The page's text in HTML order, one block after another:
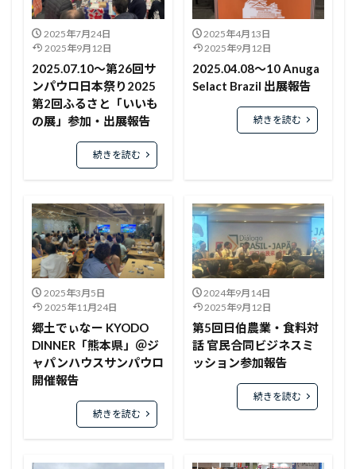
2025年7月24日
2025年9月12日
2025.07.10～第26回サ
ンパウロ日本祭り2025
第2回ふるさと「いいも
の展」参加・出展報告
続きを読む
2025年4月13日
2025年9月12日
2025.04.08～10 Anuga
Selact Brazil 出展報告
続きを読む
2025年3月5日
2025年11月24日
郷土でぃなー KYODO
DINNER「熊本県」＠ジ
ャパンハウスサンパウロ
開催報告
続きを読む
2024年9月14日
2025年9月12日
第5回日伯農業・食料対
話 官民合同ビジネスミ
ッション参加報告
続きを読む